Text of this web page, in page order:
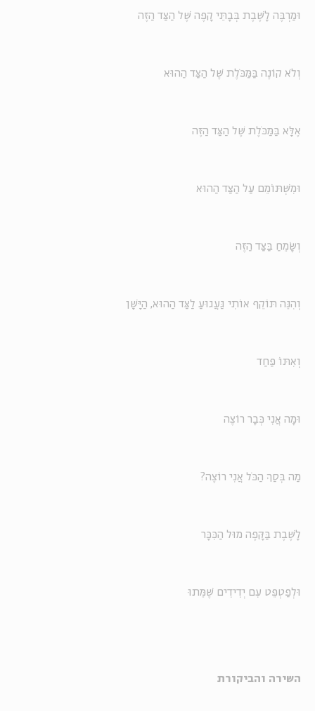
וּמַרְבֶּה לָשֶׁבֶת בְּבָתֵּי קָפֶה שֶׁל הַצַּד הַזֶּה
וְלֹא קוֹנֶה בַּמַּכֹּלֶת שֶׁל הַצַּד הַהוּא
אֶלָּא בַּמַּכֹּלֶת שֶׁל הַצַּד הַזֶּה
וּמִשְׁתּוֹמֵם עַל הַצַּד הַהוּא
וְשָׂמֵחַ בַּצַּד הַזֶּה
וְהִנֵּה תּוֹקֵף אוֹתִי גַּעֲגוּעַ לַצַּד הַהוּא, הַיָּשָׁן
וְאִתּוֹ פַּחַד
וּמָה אֲנִי כְּבָר רוֹצֶה
מַה בְּסַךְ הַכֹּל אֲנִי רוֹצֶה?
לָשֶׁבֶת בַּקָּפֶה מוּל הַכִּכָּר
וּלְפַטְפֵּט עִם יְדִידִים שֶׁמֵּתוּ
השירה והביקורת